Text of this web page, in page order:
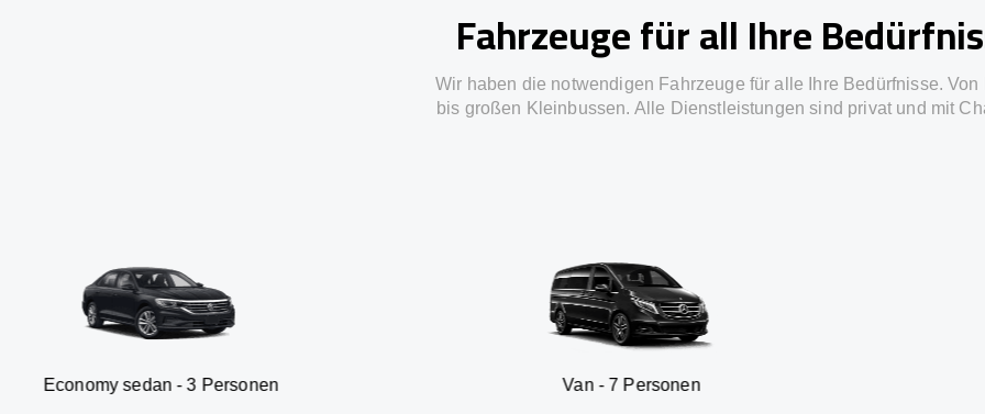
Fahrzeuge für all Ihre
Wir haben die notwendigen Fahrzeuge für alle Ihre Bedürfnisse. Von
bis großen Kleinbussen. Alle Dienstleistungen sind privat und mit
- 3 Personen Van - 7 Personen SUV - 3